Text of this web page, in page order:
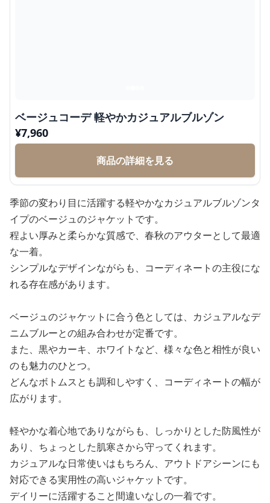
ベージュコーデ 軽やかカジュアルブルゾン
¥7,960
商品の詳細を見る
季節の変わり目に活躍する軽やかなカジュアルブルゾンタ
イプのベージュのジャケットです。
程よい厚みと柔らかな質感で、春秋のアウターとして最適
な一着。
シンプルなデザインながらも、コーディネートの主役にな
れる存在感があります。
ベージュのジャケットに合う色としては、カジュアルなデ
ニムブルーとの組み合わせが定番です。
また、黒やカーキ、ホワイトなど、様々な色と相性が良い
のも魅力のひとつ。
どんなボトムスとも調和しやすく、コーディネートの幅が
広がります。
軽やかな着心地でありながらも、しっかりとした防風性が
あり、ちょっとした肌寒さから守ってくれます。
カジュアルな日常使いはもちろん、アウトドアシーンにも
対応できる実用性の高いジャケットです。
デイリーに活躍すること間違いなしの一着です。